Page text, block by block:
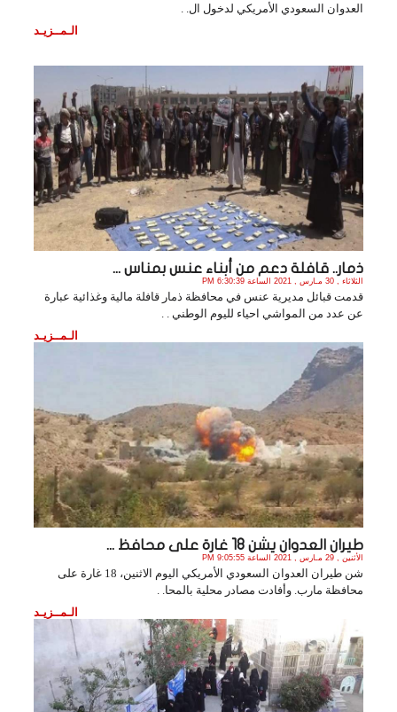
العدوان السعودي الأمريكي لدخول ال. .
الـمــزيـد
ذمار.. قافلة دعم من أبناء عنس بمناس ...
الثلاثاء , 30 مـارس , 2021 الساعة 6:30:39 PM
قدمت قبائل مديرية عنس في محافظة ذمار قافلة مالية وغذائية عبارة
عن عدد من المواشي احياء لليوم الوطني . .
الـمــزيـد
طيران العدوان يشن 18 غارة على محافظ ...
الأثنين , 29 مـارس , 2021 الساعة 9:05:55 PM
شن طيران العدوان السعودي الأمريكي اليوم الاثنين، 18 غارة على
محافظة مارب. وأفادت مصادر محلية بالمحا. .
الـمــزيـد